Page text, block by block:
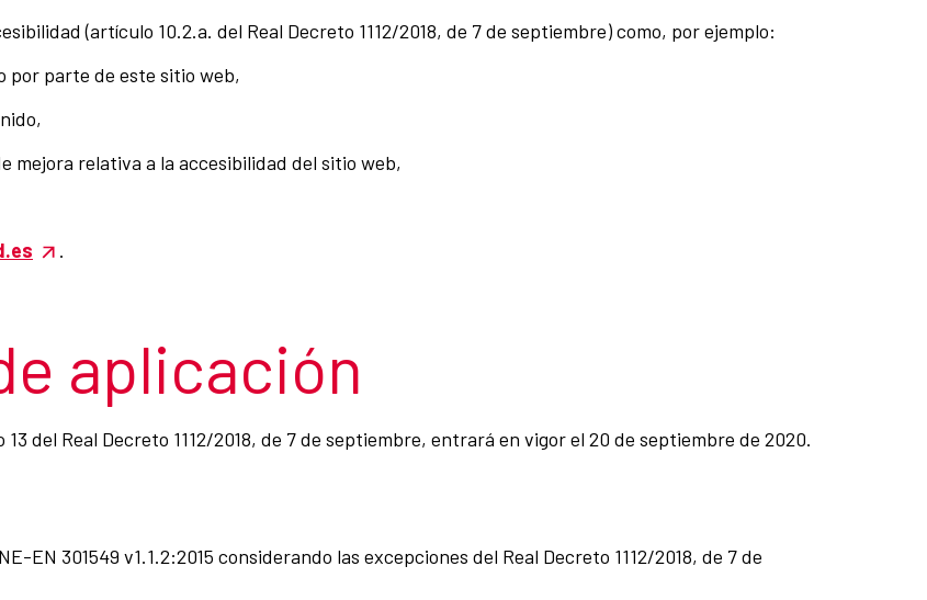
(artículo 10.2.a. del Real Decreto 1112/2018, de 7 de septiembre) como, por ejemplo:
por parte de este sitio web,
mejora relativa a la accesibilidad del sitio web,
.
aplicación
del Real Decreto 1112/2018, de 7 de septiembre, entrará en vigor el 20 de septiembre de 2020.
EN 301549 v1.1.2:2015 considerando las excepciones del Real Decreto 1112/2018, de 7 de